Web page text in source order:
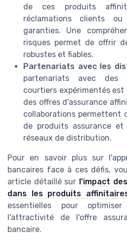
de ces produits
réclamations clients
garanties. Une
risques permet de offrir
robustes et fiables.
Partenariats avec les
partenariats avec des
courtiers expérimentés est
des offres d'assurance
collaborations permettent
de produits assurance et
réseaux de distribution.
Pour en savoir plus sur
bancaires face à ces défis,
article détaillé sur l'impact
dans les produits
essentielles pour
l'attractivité de l'offre
bancaire.